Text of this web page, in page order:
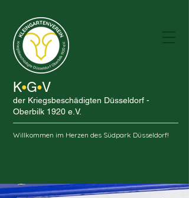
K•G•V
der Kriegsbeschädigten Düsseldorf -
Oberbilk 1920 e.V.
Willkommen im Herzen des Südpark Düsseldorf!